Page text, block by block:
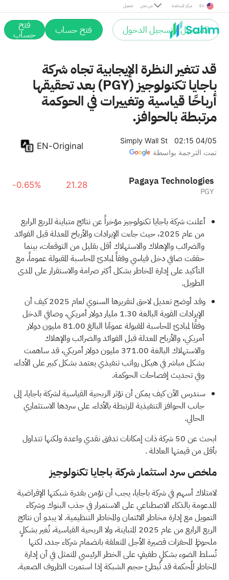
تحميل من نحن مركز المساعدة En
التسجيل / تسجيل الدخول فتح حساب فتح
حساب
قد تتغير النظرة الإيجابية تجاه شركة
باجايا تكنولوجيز (PGY) بعد تحقيقها
أرباحًا قياسية وتغييرات في الحوكمة
مرتبطة بالحوافز.
Simply Wall St
02:15 04/05
تمت الترجمة بواسطة
EN-Original
Pagaya Technologies
PGY
21.28
-0.65%
أعلنت شركة باجايا تكنولوجيز مؤخراً عن نتائج متباينة للربع الرابع
من عام 2025، حيث جاءت الإيرادات والأرباح المعدلة قبل الفوائد
والضرائب والإهلاك والاستهلاك أقل بقليل من التوقعات، بينما
حققت صافي دخل قياسي وفقاً لمبادئ المحاسبة المقبولة عموماً، مع
التأكيد على إدارة المخاطر بشكل أكثر صرامة والاستقرار على المدى
الطويل.
وقد أوضح تعديل لاحق لتقريرها السنوي لعام 2025 كيف أن
الإيرادات القوية البالغة 1.30 مليار دولار أمريكي، وصافي الدخل
وفقًا لمبادئ المحاسبة المقبولة عمومًا البالغ 81.00 مليون دولار
أمريكي، والأرباح المعدلة قبل الفوائد والضرائب والإهلاك
والاستهلاك البالغة 371.00 مليون دولار أمريكي، قد ساهمت
بشكل مباشر في هيكل رواتب تنفيذي يعتمد بشكل كبير على الأداء،
وفي تحديث إفصاحات الحوكمة.
سندرس الآن كيف يمكن أن تؤثر الربحية القياسية لشركة باجايا، إلى
جانب الحوافز التنفيذية المرتبطة بالأداء، على سردها الاستثماري
الحالي.
ابحث عن
50 شركة ذات إمكانات تدفق نقدي واعدة ولكنها تتداول
بأقل من قيمتها العادلة.
ملخص سرد استثمار شركة باجايا تكنولوجيز
لامتلاك أسهم في شركة باجايا، يجب أن تؤمن بقدرة شبكتها الإقراضية
المدعومة بالذكاء الاصطناعي على الاستمرار في جذب البنوك وشركاء
التمويل مع إدارة مخاطر الائتمان والمخاطر التنظيمية. لا يبدو أن نتائج
الربع الرابع من عام 2025 المتباينة، ولا الربحية القياسية، تُغير بشكلٍ
ملحوظٍ المحفزات قصيرة الأجل المتعلقة بانضمام شركاء جدد، لكنها
تُسلط الضوء بشكلٍ طفيفٍ على الخطر الرئيسي المتمثل في أن إدارة
المخاطر المُحكمة قد تُبطئ حجم الشبكة إذا استمرت الظروف الصعبة.